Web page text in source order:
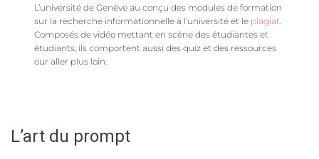
L’université de Genève au conçu des modules de formation
sur la recherche informationnelle à l’université et le plagiat
Composés de vidéo mettant en scène des étudiantes et
étudiants, ils comportent aussi des quiz et des ressources
our aller plus loin.
L’art du prompt